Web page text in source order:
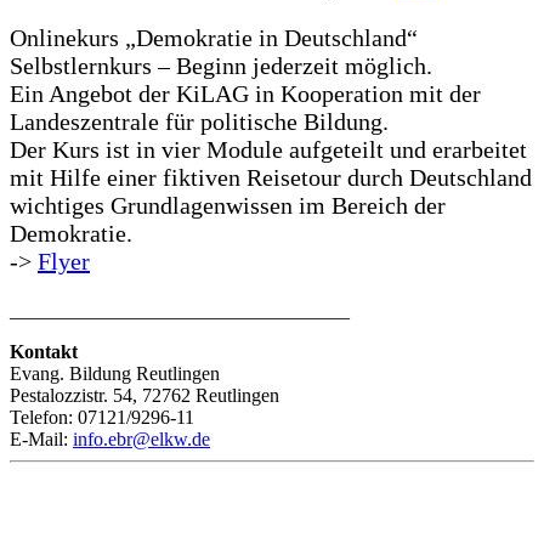
Onlinekurs „Demokratie in Deutschland“
Selbstlernkurs – Beginn jederzeit möglich.
Ein Angebot der KiLAG in Kooperation mit der
Landeszentrale für politische Bildung.
Der Kurs ist in vier Module aufgeteilt und erarbeitet
mit Hilfe einer fiktiven Reisetour durch Deutschland
wichtiges Grundlagenwissen im Bereich der
Demokratie.
-> Flyer
Kontakt
Evang. Bildung Reutlingen
Pestalozzistr. 54, 72762 Reutlingen
Telefon: 07121/9296-11
E-Mail: info.ebr@elkw.de